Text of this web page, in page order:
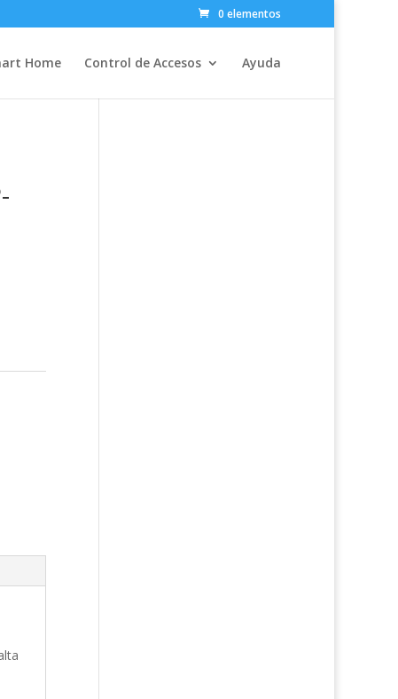
0 elementos
Home Control de Accesos Ayuda